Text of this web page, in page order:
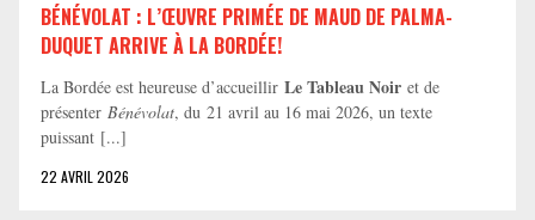
BÉNÉVOLAT : L’ŒUVRE PRIMÉE DE MAUD DE PALMA-
DUQUET ARRIVE À LA BORDÉE!
La Bordée est heureuse d’accueillir Le Tableau Noir et de
présenter Bénévolat, du 21 avril au 16 mai 2026, un texte
puissant [...]
22 AVRIL 2026